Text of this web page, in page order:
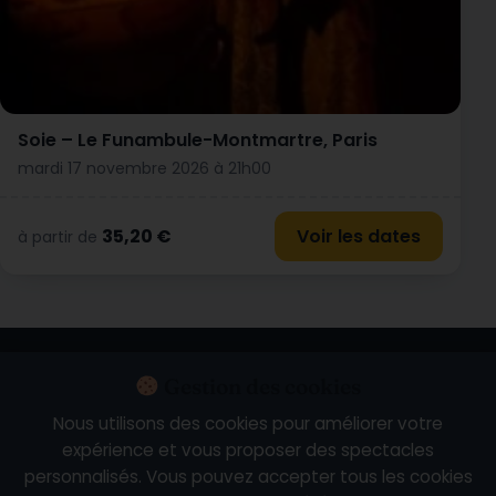
Nous utilisons des cookies pour améliorer votre
expérience et vous proposer des spectacles
personnalisés. Vous pouvez accepter tous les cookies
Soie – Le Funambule-Montmartre, Paris
mardi 17 novembre 2026 à 21h00
à partir de 35,20 € Voir les dates
Nouveautés
Ce week-endSpectacles près de chez vous
Artistes en tournée